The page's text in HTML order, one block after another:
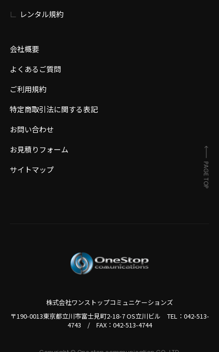
レンタル規約
会社概要
よくあるご質問
ご利用規約
特定商取引法に関する表記
お問い合わせ
お見積りフォーム
サイトマップ
株式会社ワンストップコミュニケーションズ
〒190-0013東京都立川市富士見町2-18-7 OS立川ビル TEL： 042-513-
4743 / FAX：042-513-4744
PAGE TOP